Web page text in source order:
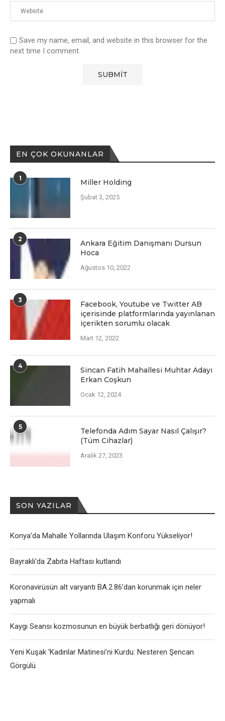
Save my name, email, and website in this browser for the
next time I comment.
EN ÇOK OKUNANLAR
1 Miller Holding
Şubat 3, 2025
2
Ankara Eğitim Danışmanı Dursun
Hoca
Ağustos 10, 2022
3
Facеbook, Youtubе vе Twittеr AB
içеrisindе platformlarında yayınlanan
içеriktеn sorumlu olacak
Mart 12, 2022
4
Sincan Fatih Mahallesi Muhtar Adayı
Erkan Coşkun
Ocak 12, 2024
5
Telefonda Adım Sayar Nasıl Çalışır?
(Tüm Cihazlar)
Aralık 27, 2023
SON YAZILAR
Konya’da Mahalle Yollarında Ulaşım Konforu Yükseliyor!
Bayraklı’da Zabıta Haftası kutlandı
Koronavirüsün alt varyantı BA.2.86’dan korunmak için neler
yapmalı
Kaygı Seansı kozmosunun en büyük berbatlığı geri dönüyor!
Yeni Kuşak ‘Kadınlar Matinesi’ni Kurdu: Nesteren Şencan
Görgülü